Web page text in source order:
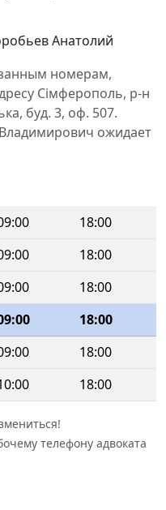
Анатолий
номерам,
Сімферополь, р-н
буд. 3, оф. 507.
ожидает
18:00
18:00
18:00
18:00
18:00
18:00
телефону адвоката